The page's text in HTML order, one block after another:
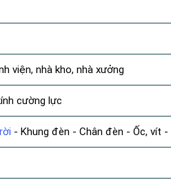
viện, nhà kho, nhà xưởng
cường lực
- Khung đèn - Chân đèn - Ốc, vít